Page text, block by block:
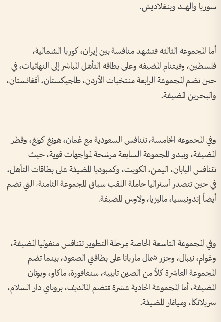
سوريا والهند وبنغلاديش.
أما المجموعة الثالثة فتشهد منافسة بين إيران، كوريا الشمالية،
فلسطين، وفيتنام المضيفة وعلى بطاقة التأهل المباشر إلى النهائيات، في
حين تضم المجموعة الرابعة منتخبات الأردن، طاجيكستان، أفغانستان،
والبحرين المضيفة.
وفي المجموعة الخامسة، تتنافس السعودية مع عُمان، هونغ كونغ، وقطر
المضيفة، وتبدو المجموعة السابعة مرشحة لمواجهات قوية، حيث
تتنافس اليابان، اليمن، الكويت، وكمبوديا المضيفة على بطاقات التأهل،
في حين تتصدر أستراليا حاملة اللقب سباق المجموعة الثامنة، التي تضم
أيضاً إندونيسيا، ماليزيا، ولاوس المضيفة.
وفي المجموعة التاسعة الخاصة بمرحلة التطوير تتنافس منغوليا المضيفة،
وغوام، نيبال، وجزر شمال ماريانا على بطاقتي الصعود، بينما تضم
المجموعة العاشرة كلاً من الصين تايبيه، سنغافورة، ماكاو، وبوتان
المضيفة، أما المجموعة الحادية عشرة فتضم المالديف، بروناي دار السلام،
سريلانكا، وميانمار المضيفة.